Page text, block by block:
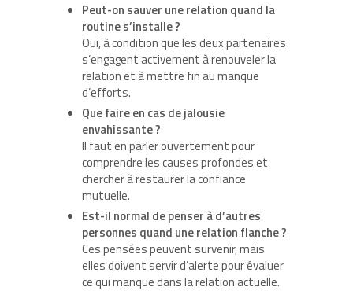
Peut-on sauver une relation quand la
routine s’installe ?
Oui, à condition que les deux partenaires
s’engagent activement à renouveler la
relation et à mettre fin au manque
d’efforts.
Que faire en cas de jalousie
envahissante ?
Il faut en parler ouvertement pour
comprendre les causes profondes et
chercher à restaurer la confiance
mutuelle.
Est-il normal de penser à d’autres
personnes quand une relation flanche ?
Ces pensées peuvent survenir, mais
elles doivent servir d’alerte pour évaluer
ce qui manque dans la relation actuelle.